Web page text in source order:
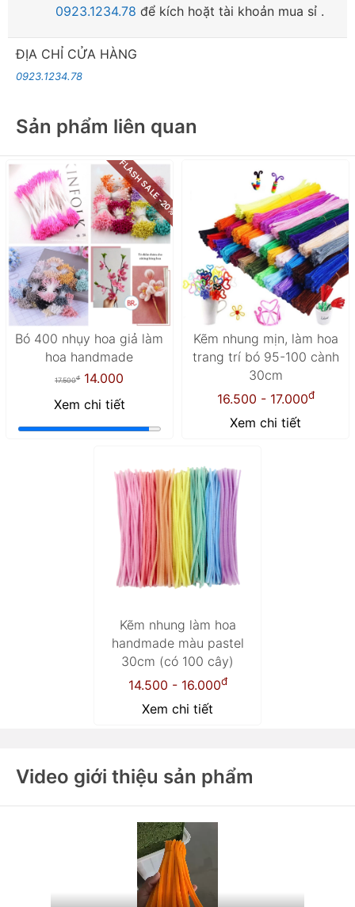
0923.1234.78 để kích hoặt tài khoản mua sỉ .
ĐỊA CHỈ CỬA HÀNG
0923.1234.78
Sản phẩm liên quan
Bó 400 nhụy hoa giả làm
hoa handmade
17.500đ
14.000
Xem chi tiết
FLASH SALE -20%
Kẽm nhung mịn, làm hoa
trang trí bó 95-100 cành
30cm
16.500 - 17.000đ
Xem chi tiết
Kẽm nhung làm hoa
handmade màu pastel
30cm (có 100 cây)
14.500 - 16.000đ
Xem chi tiết
Video giới thiệu sản phẩm